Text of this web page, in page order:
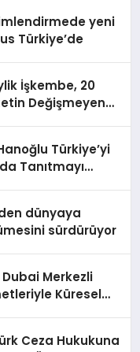
yeni
Türkiye’de
İşkembe, 20
Değişmeyen
Türkiye’yi
Tanıtmayı
dünyaya
sürdürüyor
Merkezli
Küresel
Ceza Hukukuna